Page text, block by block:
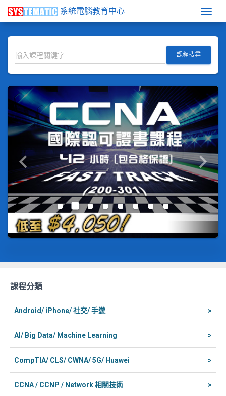
系統電腦教育中心
課程搜尋
keyboard_arrow_left
Previous keyboard_arrow_right
Next
課程分類
Android/ iPhone/ 社交/ 手遊 >
AI/ Big Data/ Machine Learning >
CompTIA/ CLS/ CWNA/ 5G/ Huawei >
CCNA / CCNP / Network 相關技術 >